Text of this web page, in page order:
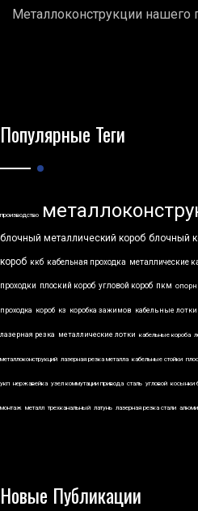
Металлоконструкции нашего
Популярные Теги
производство
блочный металлический короб блочный
короб ккб кабельная проходка металлические
проходки плоский короб угловой короб пкм
проходка короб кз коробка зажимов кабельные лотки
лазерная резка металлические лотки кабельные короба
металлоконструкций лазерная резка металла кабельные стойки
укп нержавейка узел коммутации привода сталь угловой косынки
монтаж металл трехканальный латунь лазерная резка стали
Новые Публикации